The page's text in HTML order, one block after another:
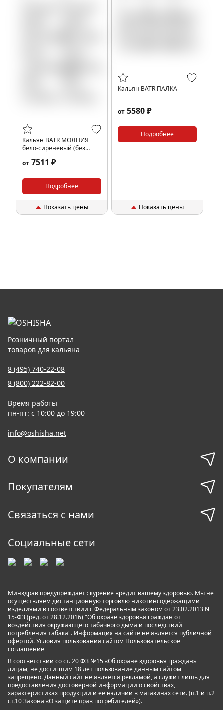
Кальян BATR МОЛНИЯ
бело-сиреневый (без
от 7511 ₽
Подробнее
Показать цены
Кальян BATR ПАЛКА
от 5580 ₽
Подробнее
Показать цены
Розничный портал
товаров для кальяна
8 (495) 740-22-08
8 (800) 222-82-00
Время работы
пн-пт: с 10:00 до 19:00
info@oshisha.net
О компании
Покупателям
Связаться с нами
Социальные сети
Минздрав предупреждает : курение вредит вашему здоровью. Мы не
осуществляем дистанционную торговлю никотинсодержащими
изделиями в соответствии с Федеральным законом от 23.02.2013 N
15-ФЗ (ред. от 28.12.2016) "Об охране здоровья граждан от
воздействия окружающего табачного дыма и последствий
потребления табака". Информация на сайте не является публичной
офертой. Условия пользования сайтом Пользовательское
соглашение
В соответствии со ст. 20 ФЗ №15 «Об охране здоровья граждан»
лицам, не достигшим 18 лет пользование данным сайтом
запрещено. Данный сайт не является рекламой, а служит лишь для
предоставления достоверной информации о свойствах,
характеристиках продукции и её наличии в магазинах сети. (п.1 и п.2
ст.10 Закона «О защите прав потребителей»).